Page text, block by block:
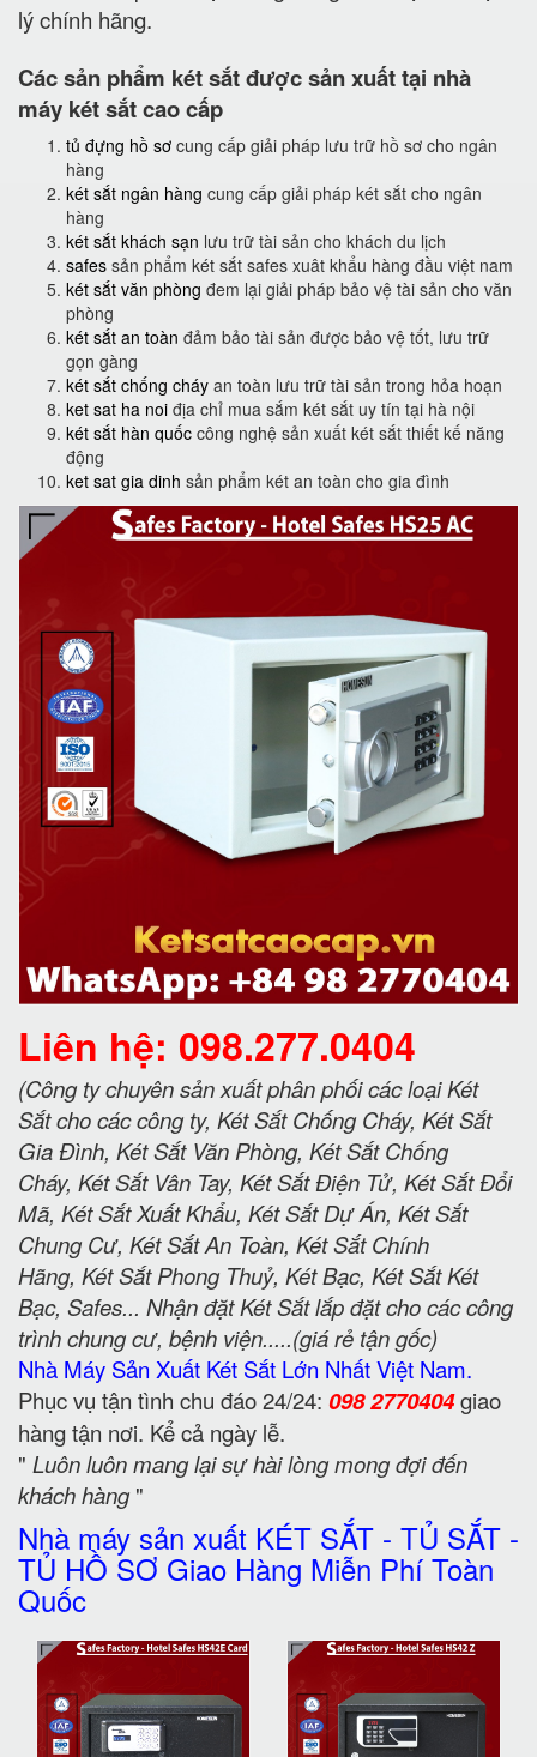
lý chính hãng.
Các sản phẩm két sắt được sản xuất tại nhà
máy két sắt cao cấp
tủ đựng hồ sơ cung cấp giải pháp lưu trữ hồ sơ cho ngân
hàng
két sắt ngân hàng cung cấp giải pháp két sắt cho ngân
hàng
két sắt khách sạn lưu trữ tài sản cho khách du lịch
safes sản phẩm két sắt safes xuât khẩu hàng đầu việt nam
két sắt văn phòng đem lại giải pháp bảo vệ tài sản cho văn
phòng
két sắt an toàn đảm bảo tài sản được bảo vệ tốt, lưu trữ
gọn gàng
két sắt chống cháy an toàn lưu trữ tài sản trong hỏa hoạn
ket sat ha noi địa chỉ mua sắm két sắt uy tín tại hà nội
két sắt hàn quốc công nghệ sản xuất két sắt thiết kế năng
động
ket sat gia dinh sản phẩm két an toàn cho gia đình
Liên hệ: 098.277.0404
(Công ty chuyên sản xuất phân phối các loại Két
Sắt cho các công ty, Két Sắt Chống Cháy, Két Sắt
Gia Đình, Két Sắt Văn Phòng, Két Sắt Chống
Cháy, Két Sắt Vân Tay, Két Sắt Điện Tử, Két Sắt Đổi
Mã, Két Sắt Xuất Khẩu, Két Sắt Dự Án, Két Sắt
Chung Cư, Két Sắt An Toàn, Két Sắt Chính
Hãng, Két Sắt Phong Thuỷ, Két Bạc, Két Sắt Két
Bạc, Safes... Nhận đặt Két Sắt lắp đặt cho các công
trình chung cư, bệnh viện.....(giá rẻ tận gốc)
Nhà Máy Sản Xuất Két Sắt Lớn Nhất Việt Nam.
Phục vụ tận tình chu đáo 24/24: 098 2770404giao
hàng tận nơi. Kể cả ngày lễ.
" Luôn luôn mang lại sự hài lòng mong đợi đến
khách hàng"
Nhà máy sản xuất KÉT SẮT - TỦ SẮT -
TỦ HỒ SƠ Giao Hàng Miễn Phí Toàn
Quốc